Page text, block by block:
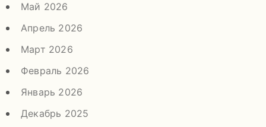
Май 2026
Апрель 2026
Март 2026
Февраль 2026
Январь 2026
Декабрь 2025